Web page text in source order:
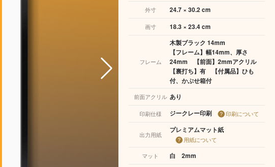
外寸 24.7 × 30.2 cm
画寸 18.3 × 23.4 cm
フレーム
木製ブラック 14mm
【フレーム】幅14mm、厚さ
24mm 【前面】2mmアクリル
【裏打ち】有 【付属品】ひも
付、かぶせ箱付
前面アクリル あり
印刷仕様 ジークレー印刷 印刷について
出力用紙
プレミアムマット紙
用紙について
マット
白 2mm